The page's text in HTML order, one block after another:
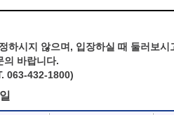
하시지 않으며, 입장하실 때 둘러보시
바랍니다.
063-432-1800)